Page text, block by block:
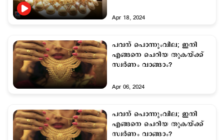
Apr 18, 2024
പവന് പൊന്നുംവില; ഇനി
എങ്ങനെ ചെറിയ തുകയ്ക്ക്
സ്വര്‍ണം വാങ്ങാം?
Apr 06, 2024
പവന് പൊന്നുംവില; ഇനി
എങ്ങനെ ചെറിയ തുകയ്ക്ക്
സ്വര്‍ണം വാങ്ങാം?